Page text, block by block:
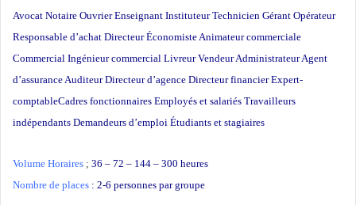
Avocat Notaire Ouvrier Enseignant Instituteur Technicien Gérant Opérateur
Responsable d’achat Directeur Économiste Animateur commerciale
Commercial Ingénieur commercial Livreur Vendeur Administrateur Agent
d’assurance Auditeur Directeur d’agence Directeur financier Expert-
comptableCadres fonctionnaires Employés et salariés Travailleurs
indépendants Demandeurs d’emploi Étudiants et stagiaires
Volume Horaires ; 36 – 72 – 144 – 300 heures
Nombre de places : 2-6 personnes par groupe